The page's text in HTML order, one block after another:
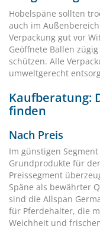
Hobelspäne sollten
auch im
Verpackung gut vor
Geöffnete Ballen
schützen. Alle
umweltgerecht
Kaufberatung:
finden
Nach Preis
Im günstigen
Grundprodukte für
Preissegment
Späne als bewährter
sind die Allspan
für Pferdehalter, die
Weichheit und